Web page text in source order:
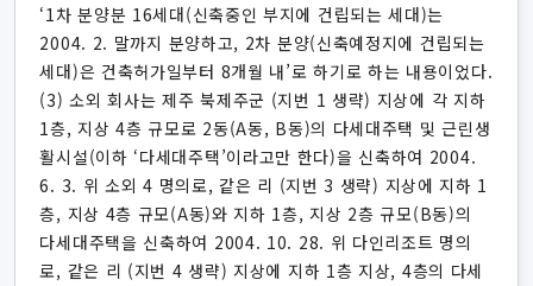
‘1차 분양분 16세대(신축중인 부지에 건립되는 세대)는
2004. 2. 말까지 분양하고, 2차 분양(신축예정지에 건립되는
세대)은 건축허가일부터 8개월 내’로 하기로 하는 내용이었다.
(3) 소외 회사는 제주 북제주군 (지번 1 생략) 지상에 각 지하
1층, 지상 4층 규모로 2동(A동, B동)의 다세대주택 및 근린생
활시설(이하 ‘다세대주택’이라고만 한다)을 신축하여 2004.
6. 3. 위 소외 4 명의로, 같은 리 (지번 3 생략) 지상에 지하 1
층, 지상 4층 규모(A동)와 지하 1층, 지상 2층 규모(B동)의
다세대주택을 신축하여 2004. 10. 28. 위 다인리조트 명의
로, 같은 리 (지번 4 생략) 지상에 지하 1층 지상, 4층의 다세